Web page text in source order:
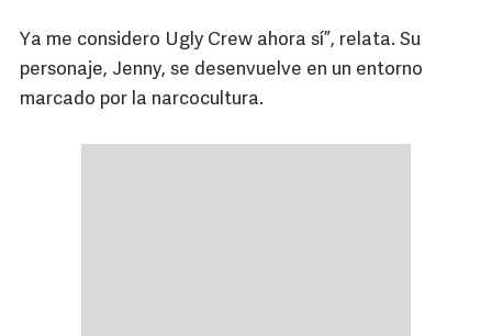
Ya me considero Ugly Crew ahora sí”, relata. Su
personaje, Jenny, se desenvuelve en un entorno
marcado por la narcocultura.